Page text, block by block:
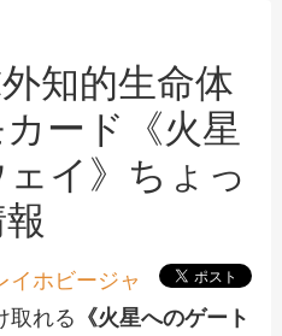
外知的生命体
ード《火星
イ》ちょっ
イホビージャ
取れる 《火星へのゲート